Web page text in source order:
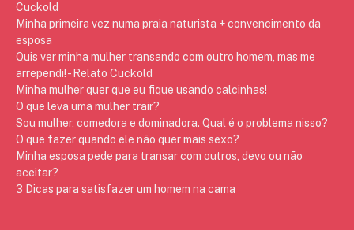
Cuckold
Minha primeira vez numa praia naturista + convencimento da
esposa
Quis ver minha mulher transando com outro homem, mas me
arrependi! - Relato Cuckold
Minha mulher quer que eu fique usando calcinhas!
O que leva uma mulher trair?
Sou mulher, comedora e dominadora. Qual é o problema nisso?
O que fazer quando ele não quer mais sexo?
Minha esposa pede para transar com outros, devo ou não
aceitar?
3 Dicas para satisfazer um homem na cama